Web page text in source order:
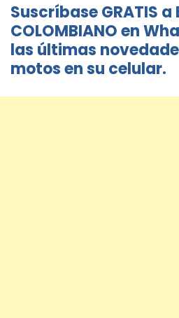
Suscríbase GRATIS a
COLOMBIANO en
las últimas
motos en su celular.